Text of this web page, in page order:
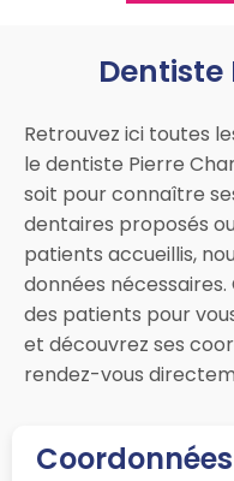
Dentiste
Retrouvez ici toutes
le dentiste Pierre
soit pour connaître
dentaires proposés
patients accueillis,
données
des patients pour
et découvrez ses
rendez-vous
Coordonnées